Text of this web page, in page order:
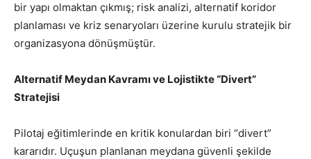
bir yapı olmaktan çıkmış; risk analizi, alternatif koridor
planlaması ve kriz senaryoları üzerine kurulu stratejik bir
organizasyona dönüşmüştür.
Alternatif Meydan Kavramı ve Lojistikte “Divert”
Stratejisi
Pilotaj eğitimlerinde en kritik konulardan biri “divert”
kararıdır. Uçuşun planlanan meydana güvenli şekilde